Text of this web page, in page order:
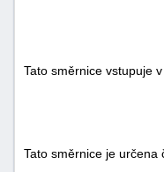
Tato směrnice vstupuje
Tato směrnice je určena